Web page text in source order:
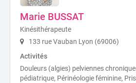
Marie BUSSAT
Kinésithérapeute
133 rue Vauban Lyon (69006)
Activités
Douleurs (algies) pelviennes
pédiatrique, Périnéologie féminine,